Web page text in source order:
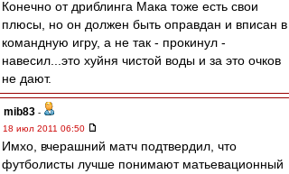
Конечно от дриблинга Мака тоже есть свои
плюсы, но он должен быть оправдан и вписан в
командную игру, а не так - прокинул -
навесил...это хуйня чистой воды и за это очков
не дают.
mib83 -
18 июл 2011 06:50
Имхо, вчерашний матч подтвердил, что
футболисты лучше понимают матьевационный